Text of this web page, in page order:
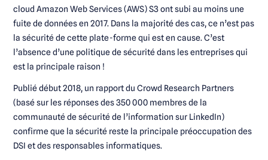
cloud Amazon Web Services (AWS) S3 ont subi au moins une
fuite de données en 2017. Dans la majorité des cas, ce n’est pas
la sécurité de cette plate-forme qui est en cause. C’est
l’absence d’une politique de sécurité dans les entreprises qui
est la principale raison !
Publié début 2018, un rapport du Crowd Research Partners
(basé sur les réponses des 350 000 membres de la
communauté de sécurité de l’information sur LinkedIn)
confirme que la sécurité reste la principale préoccupation des
DSI et des responsables informatiques.